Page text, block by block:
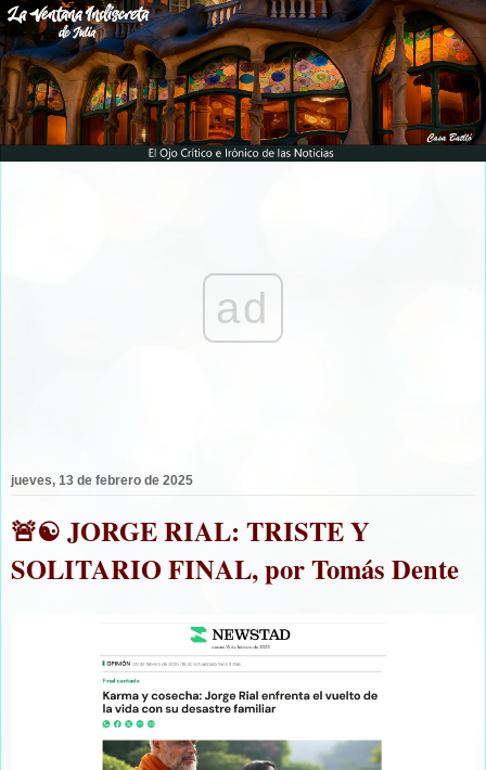
ad
jueves, 13 de febrero de 2025
🚨☯️ JORGE RIAL: TRISTE Y
SOLITARIO FINAL, por Tomás Dente